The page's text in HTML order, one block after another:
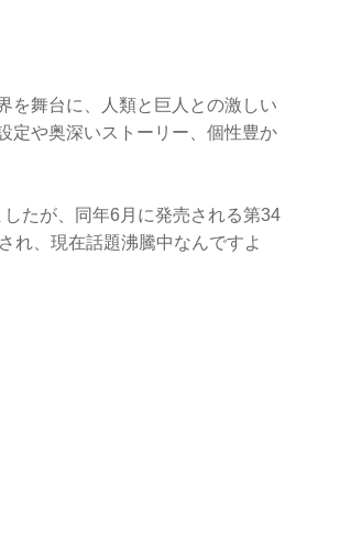
を舞台に、人類と巨人との激しい
定や奥深いストーリー、個性豊か
たが、同年6月に発売される第34
れ、現在話題沸騰中なんですよ